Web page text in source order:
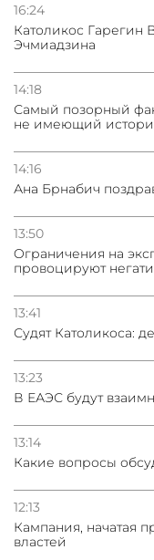
16:24
Католикос Гарегин
Эчмиадзина
14:18
Самый позорный
не имеющий
14:16
Ана Брнабич
13:50
Oграничения на
провоцируют
13:41
Судят Католикоса:
13:23
В ЕАЭС будут
13:14
Какие вопросы
12:13
Кампания, начатая
властей